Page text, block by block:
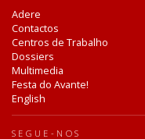
Adere
Contactos
Centros de Trabalho
Dossiers
Multimedia
Festa do Avante!
English
SEGUE-NOS